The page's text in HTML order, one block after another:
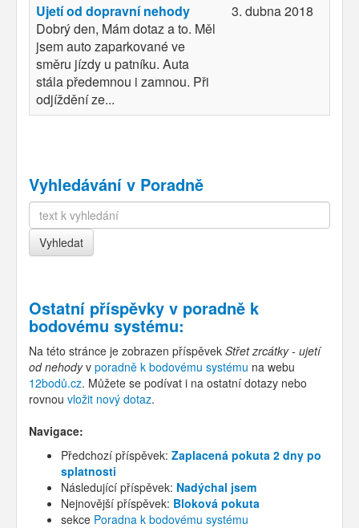
Ujetí od dopravní nehody
Dobrý den, Mám dotaz a to. Měl
jsem auto zaparkované ve
směru jízdy u patníku. Auta
stála předemnou i zamnou. Při
odjíždění ze...
3. dubna 2018
Vyhledávání v Poradně
Ostatní příspěvky v poradně k
bodovému systému:
Na této stránce je zobrazen příspěvek Střet zrcátky - ujetí
od nehodyv poradně k bodovému systému na webu
12bodů.cz. Můžete se podívat i na ostatní dotazy nebo
rovnou vložit nový dotaz.
Navigace:
Předchozí příspěvek: Zaplacená pokuta 2 dny po
splatnosti
Následující příspěvek: Nadýchal jsem
Nejnovější příspěvek: Bloková pokuta
sekce Poradna k bodovému systému